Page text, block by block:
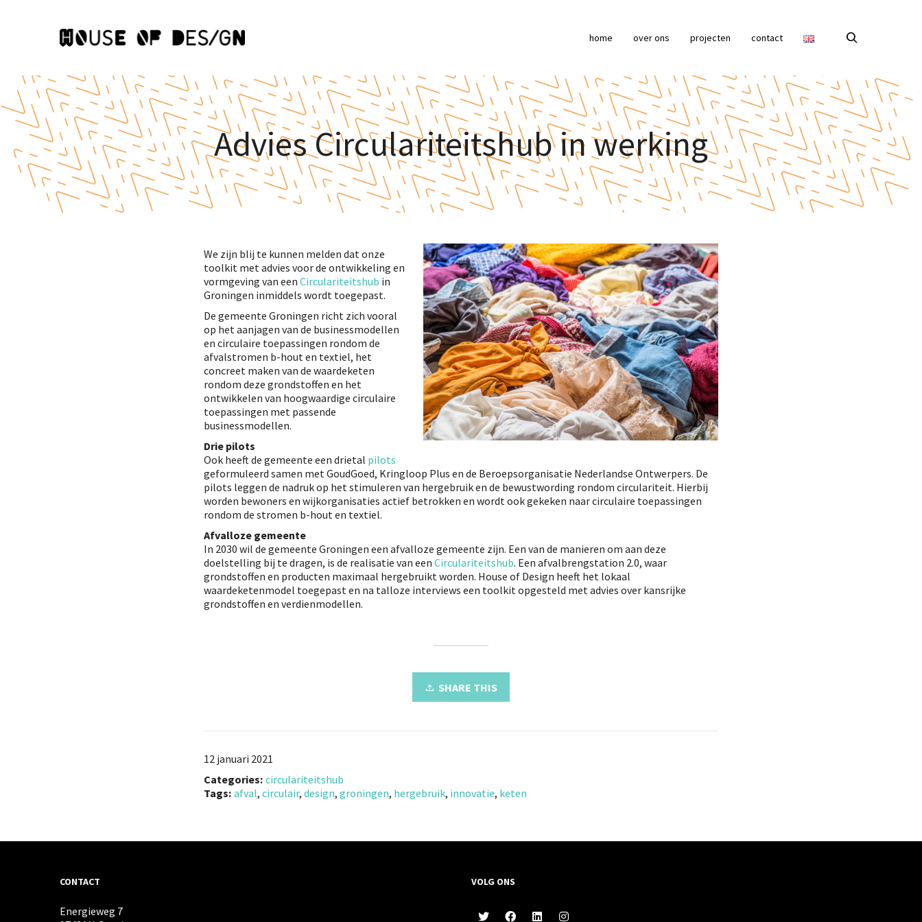
home over ons projecten contact
Advies Circulariteitshub in werking
We zijn blij te kunnen melden dat onze
toolkit met advies voor de ontwikkeling en
vormgeving van een Circulariteitshub in
Groningen inmiddels wordt toegepast.
De gemeente Groningen richt zich vooral
op het aanjagen van de businessmodellen
en circulaire toepassingen rondom de
afvalstromen b-hout en textiel, het
concreet maken van de waardeketen
rondom deze grondstoffen en het
ontwikkelen van hoogwaardige circulaire
toepassingen met passende
businessmodellen.
Drie pilots
Ook heeft de gemeente een drietal pilots
geformuleerd samen met GoudGoed, Kringloop Plus en de Beroepsorganisatie Nederlandse Ontwerpers. De
pilots leggen de nadruk op het stimuleren van hergebruik en de bewustwording rondom circulariteit. Hierbij
worden bewoners en wijkorganisaties actief betrokken en wordt ook gekeken naar circulaire toepassingen
rondom de stromen b-hout en textiel.
Afvalloze gemeente
In 2030 wil de gemeente Groningen een afvalloze gemeente zijn. Een van de manieren om aan deze
doelstelling bij te dragen, is de realisatie van een Circulariteitshub. Een afvalbrengstation 2.0, waar
grondstoffen en producten maximaal hergebruikt worden. House of Design heeft het lokaal
waardeketenmodel toegepast en na talloze interviews een toolkit opgesteld met advies over kansrijke
grondstoffen en verdienmodellen.
SHARE THIS
12 januari 2021
Categories: circulariteitshub
Tags: afval, circulair, design, groningen, hergebruik, innovatie, keten
CONTACT
Energieweg 7
VOLG ONS